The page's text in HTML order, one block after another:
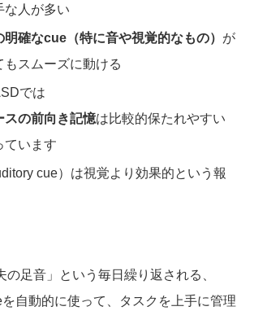
な人が多い
明確なcue（特に音や視覚的なもの） が
もスムーズに動ける
では
スの前向き記憶は比較的保たれやすい
ています
cue）は視覚より効果的という報
の足音」という毎日繰り返される、
自動的に使って、タスクを上手に管理